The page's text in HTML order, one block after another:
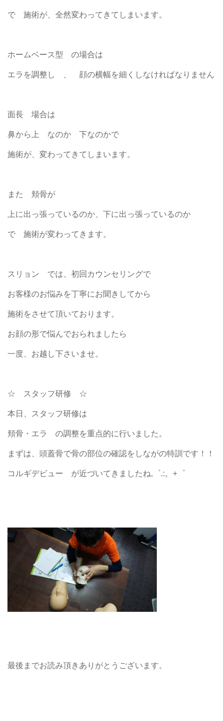
で 施術が、全然変わってきてしまいます。
ホームベース型 の場合は
エラを調整し 、 顔の横幅を細くしなければなりません
面長 場合は
鼻から上 なのか 下なのかで
施術が、変わってきてしまいます。
また 頬骨が
上に出っ張っているのか、下に出っ張っているのか
で 施術が変わってきます。
スリョン では、初回カウンセリングで
お客様のお悩みを丁寧にお聞きしてから
施術をさせて頂いております。
お顔の形で悩んでおられましたら
一度、お越し下さいませ。
☆ スタッフ研修 ☆
本日、スタッフ研修は
頬骨・エラ の調整を重点的に行いました。
まずは、頭蓋骨で骨の部位の確認をしながの特訓です！！
コルギデビュー が近づいてきましたね,゜.:。+゜
最後までお読み頂きありがとうございます。